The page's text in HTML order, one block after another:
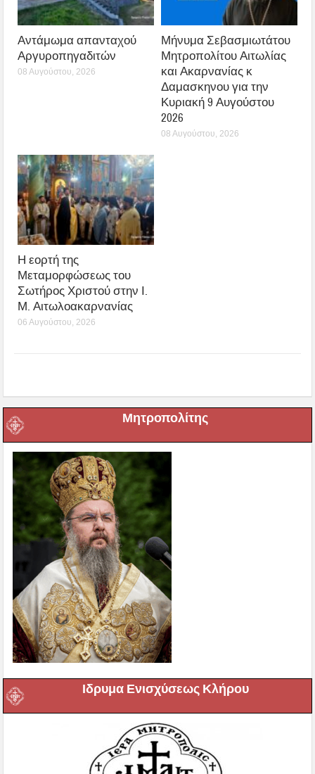
Αντάμωμα απανταχού
Αργυροπηγαδιτών
08 Αυγούστου, 2026
Μήνυμα Σεβασμιωτάτου
Μητροπολίτου Αιτωλίας
και Ακαρνανίας κ
Δαμασκηνου για την
Κυριακή 9 Αυγούστου
2026
08 Αυγούστου, 2026
Η εορτή της
Μεταμορφώσεως του
Σωτήρος Χριστού στην Ι.
Μ. Αιτωλοακαρνανίας
06 Αυγούστου, 2026
Μητροπολίτης
Ιδρυμα Ενισχύσεως Κλήρου